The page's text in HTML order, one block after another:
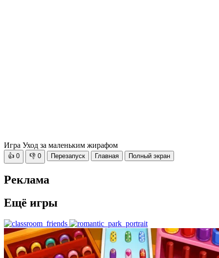
Игра Уход за маленьким жирафом
👍 0 👎 0 Перезапуск Главная Полный экран
Реклама
Ещё игры